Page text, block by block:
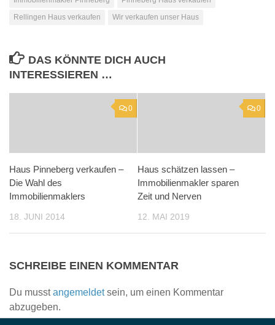
Rellingen Haus verkaufen
Wir verkaufen unser Haus
DAS KÖNNTE DICH AUCH
INTERESSIEREN …
0
Haus Pinneberg verkaufen –
Die Wahl des
Immobilienmaklers
18. JUNI 2014
0
Haus schätzen lassen –
Immobilienmakler sparen
Zeit und Nerven
12. MAI 2019
SCHREIBE EINEN KOMMENTAR
Du musstangemeldetsein, um einen Kommentar
abzugeben.